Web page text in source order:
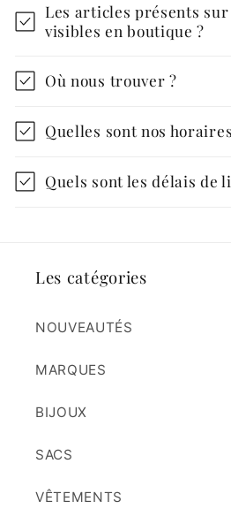
Les articles présents
visibles en boutique ?
Où nous trouver ?
Quelles sont nos
Quels sont les délais de
Les catégories
NOUVEAUTÉS
MARQUES
BIJOUX
SACS
VÊTEMENTS